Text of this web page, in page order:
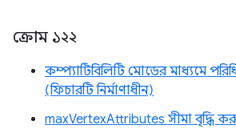
ক্রোম ১২২
কম্প্যাটিবিলিটি মোডের মাধ্যমে
(ফিচারটি নির্মাণাধীন)
maxVertexAttributes সীমা বৃদ্ধি